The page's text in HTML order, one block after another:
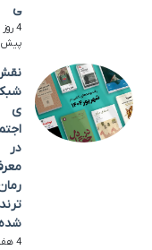
ی
4 روز
پیش
ی
در
ترند
شده
4